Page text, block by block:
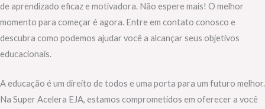
de aprendizado eficaz e motivadora. Não espere mais! O melhor
momento para começar é agora. Entre em contato conosco e
descubra como podemos ajudar você a alcançar seus objetivos
educacionais.
A educação é um direito de todos e uma porta para um futuro melhor.
Na Super Acelera EJA, estamos comprometidos em oferecer a você